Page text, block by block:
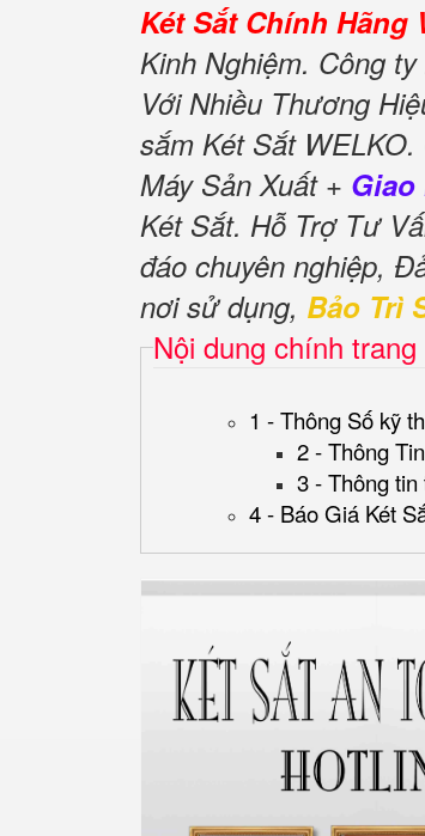
Két Sắt Chính Hãng
Kinh Nghiệm. Công
Với Nhiều Thương
sắm Két Sắt WELKO.
Máy Sản Xuất +
Két Sắt. Hỗ Trợ Tư
đáo chuyên nghiệp,
nơi sử dụng, Bảo Trì
Nội dung chính
1 - Thông Số kỹ
2 - Thông
3 - Thông tin
4 - Báo Giá Két